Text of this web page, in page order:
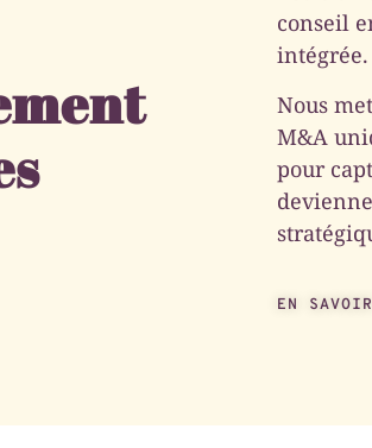
conseil
intégrée.
Nous
M&A
pour
EN